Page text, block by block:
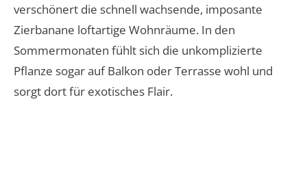
verschönert die schnell wachsende, imposante
Zierbanane loftartige Wohnräume. In den
Sommermonaten fühlt sich die unkomplizierte
Pflanze sogar auf Balkon oder Terrasse wohl und
sorgt dort für exotisches Flair.